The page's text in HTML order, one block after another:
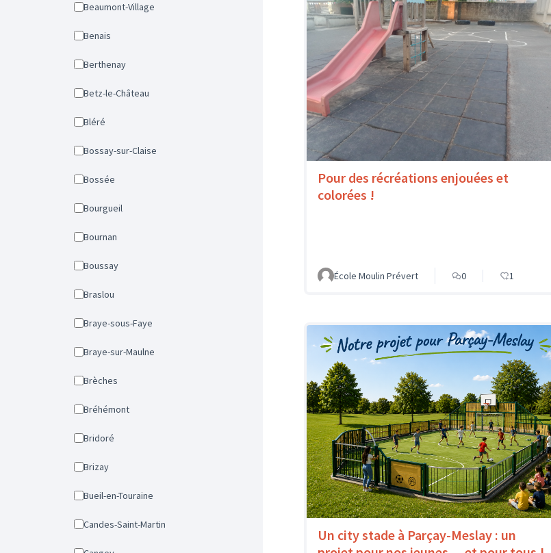
Beaumont-Village
Benais
Berthenay
Betz-le-Château
Bléré
Bossay-sur-Claise
Bossée
Bourgueil
Bournan
Boussay
Braslou
Braye-sous-Faye
Braye-sur-Maulne
Brèches
Bréhémont
Bridoré
Brizay
Bueil-en-Touraine
Candes-Saint-Martin
Pour des récréations enjouées et
colorées !
École Moulin Prévert 0 1
Un city stade à Parçay-Meslay : un